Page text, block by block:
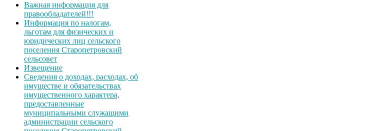
Важная информация для
правообладателей!!!
Информация по налогам,
льготам для физических и
юридических лиц сельского
поселения Старопетровский
сельсовет
Извещение
Сведения о доходах, расходах, об
имуществе и обязательствах
имущественного характера,
предоставленные
муниципальными служащими
администрации сельского